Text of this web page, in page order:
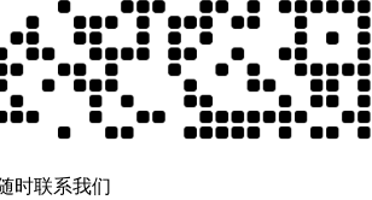
时联系我们